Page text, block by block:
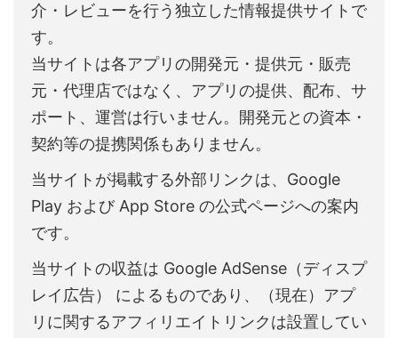
介・レビューを行う独立した情報提供サイトで
す。
当サイトは各アプリの開発元・提供元・販売
元・代理店ではなく、アプリの提供、配布、サ
ポート、運営は行いません。開発元との資本・
契約等の提携関係もありません。
当サイトが掲載する外部リンクは、Google
Play および App Store の公式ページへの案内
です。
当サイトの収益は Google AdSense（ディスプ
レイ広告） によるものであり、（現在）アプ
リに関するアフィリエイトリンクは設置してい